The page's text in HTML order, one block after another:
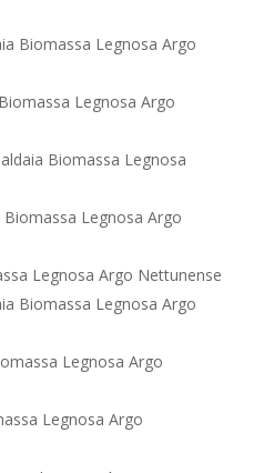
Biomassa Legnosa Argo
Legnosa Argo
Biomassa Legnosa
Biomassa Legnosa Argo
Legnosa Argo Nettunense
Biomassa Legnosa Argo
Legnosa Argo
Legnosa Argo